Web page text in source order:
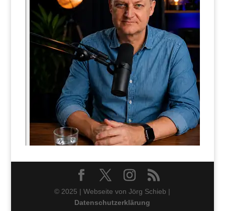
© 2025 | Webseite von Jörg Schieb |
Datenschutzerklärung